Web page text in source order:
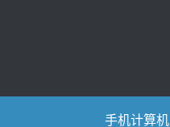
手机计算机